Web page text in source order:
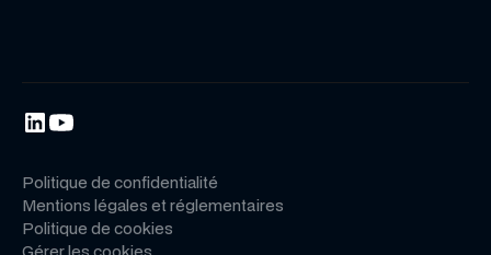
Politique de confidentialité
Mentions légales et réglementaires
Politique de cookies